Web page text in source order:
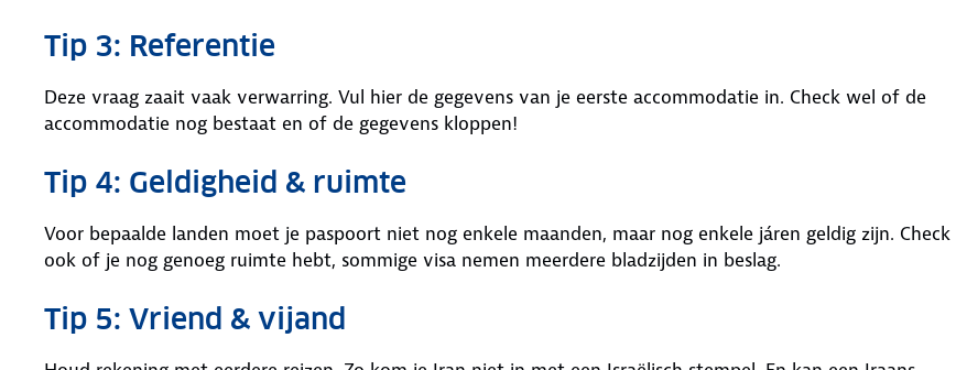
Tip 3: Referentie
Deze vraag zaait vaak verwarring. Vul hier de gegevens van je eerste accommodatie in. Check wel of de
accommodatie nog bestaat en of de gegevens kloppen!
Tip 4: Geldigheid & ruimte
Voor bepaalde landen moet je paspoort niet nog enkele maanden, maar nog enkele járen geldig zijn. Check
ook of je nog genoeg ruimte hebt, sommige visa nemen meerdere bladzijden in beslag.
Tip 5: Vriend & vijand